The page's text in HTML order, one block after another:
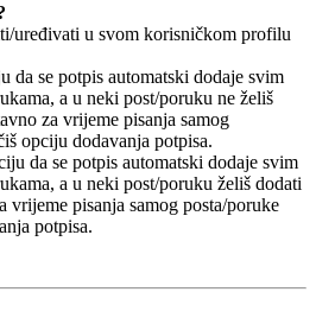
uređivati u svom korisničkom profilu
da se potpis automatski dodaje svim
a u neki post/poruku ne želiš
za vrijeme pisanja samog
opciju dodavanja potpisa.
da se potpis automatski dodaje svim
a u neki post/poruku želiš dodati
vrijeme pisanja samog posta/poruke
potpisa.